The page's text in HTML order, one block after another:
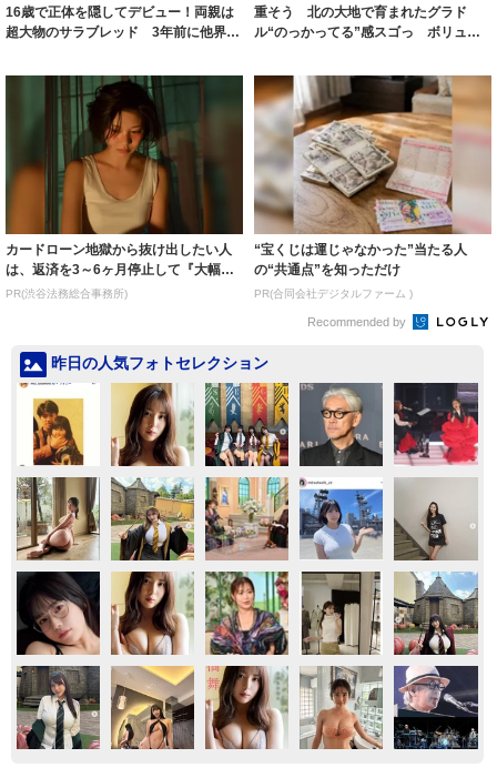
16歳で正体を隠してデビュー！両親は
超大物のサラブレッド 3年前に他界し
重そう 北の大地で育まれたグラド
ル“のっかってる”感スゴっ ボリュー
カードローン地獄から抜け出したい人
は、返済を3～6ヶ月停止して『大幅に
減額してか...
PR(渋谷法務総合事務所)
“宝くじは運じゃなかった”当たる人
の“共通点”を知っただけ
PR(合同会社デジタルファーム )
Recommended by
昨日の人気フォトセレクション